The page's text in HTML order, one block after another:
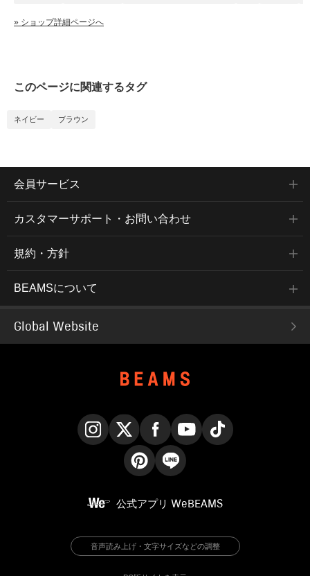
» ショップ詳細ページへ
このページに関連するタグ
ネイビー ブラウン
会員サービス
カスタマーサポート・お問い合わせ
規約・方針
BEAMSについて
Global Website
公式アプリ WeBEAMS
音声読み上げ・文字サイズなどの調整